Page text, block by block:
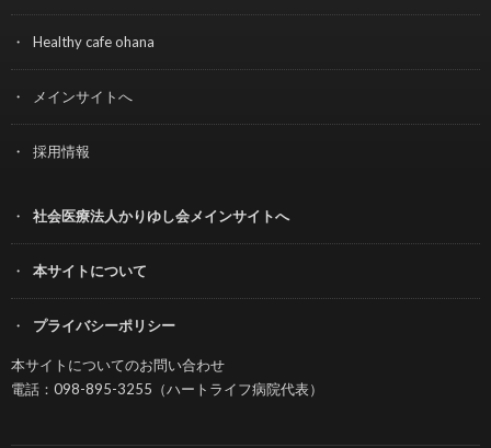
Healthy cafe ohana
メインサイトへ
採用情報
社会医療法人かりゆし会メインサイトへ
本サイトについて
プライバシーポリシー
本サイトについてのお問い合わせ
電話：098-895-3255（ハートライフ病院代表）